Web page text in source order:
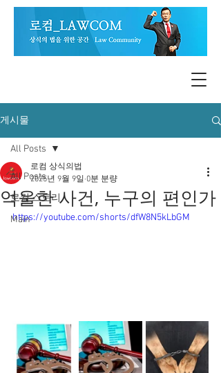
게시물
All Posts
로컴 스토리
Main
All Posts
억울한 사건, 누구의 편인가
로컴 상식의법
2025년 9월 9일 0분 분량
https://youtube.com/shorts/dfW8N5kLbGM